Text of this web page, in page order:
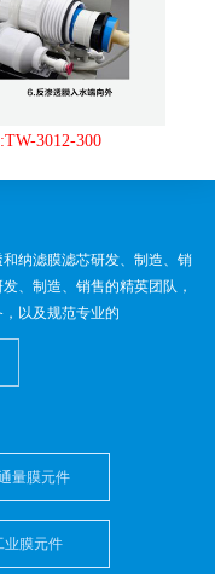
3012-300
纳滤膜滤芯研发、制造、销
、制造、销售的精英团队，
以及规范专业的
量膜元件
业膜元件